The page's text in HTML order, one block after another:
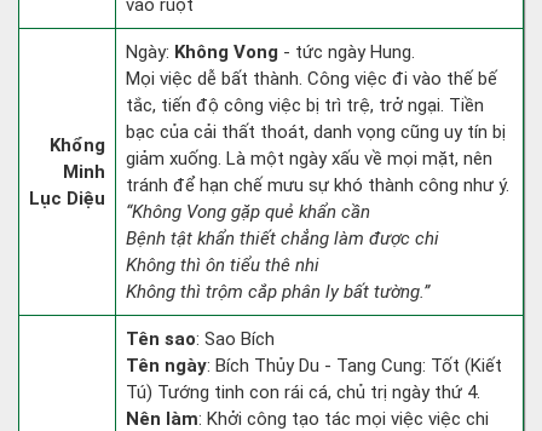
vào ruột
Khổng
Minh
Lục Diệu
Ngày: Không Vong - tức ngày Hung.
Mọi việc dễ bất thành. Công việc đi vào thế bế
tắc, tiến độ công việc bị trì trệ, trở ngại. Tiền
bạc của cải thất thoát, danh vọng cũng uy tín bị
giảm xuống. Là một ngày xấu về mọi mặt, nên
tránh để hạn chế mưu sự khó thành công như ý.
“Không Vong gặp quẻ khẩn cần
Bệnh tật khẩn thiết chẳng làm được chi
Không thì ôn tiểu thê nhi
Không thì trộm cắp phân ly bất tường.”
Tên sao: Sao Bích
Tên ngày: Bích Thủy Du - Tang Cung: Tốt (Kiết
Tú) Tướng tinh con rái cá, chủ trị ngày thứ 4.
Nên làm: Khởi công tạo tác mọi việc việc chi